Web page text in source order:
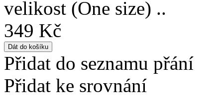
velikost (One size) ..
349 Kč
Přidat do seznamu přání
Přidat ke srovnání